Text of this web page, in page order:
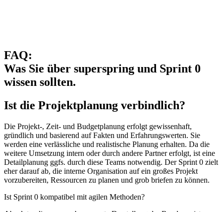
FAQ:
Was Sie über superspring und Sprint 0
wissen sollten.
Ist die Projektplanung verbindlich?
Die Projekt-, Zeit- und Budgetplanung erfolgt gewissenhaft,
gründlich und basierend auf Fakten und Erfahrungswerten. Sie
werden eine verlässliche und realistische Planung erhalten. Da die
weitere Umsetzung intern oder durch andere Partner erfolgt, ist eine
Detailplanung ggfs. durch diese Teams notwendig. Der Sprint 0 zielt
eher darauf ab, die interne Organisation auf ein großes Projekt
vorzubereiten, Ressourcen zu planen und grob briefen zu können.
Ist Sprint 0 kompatibel mit agilen Methoden?